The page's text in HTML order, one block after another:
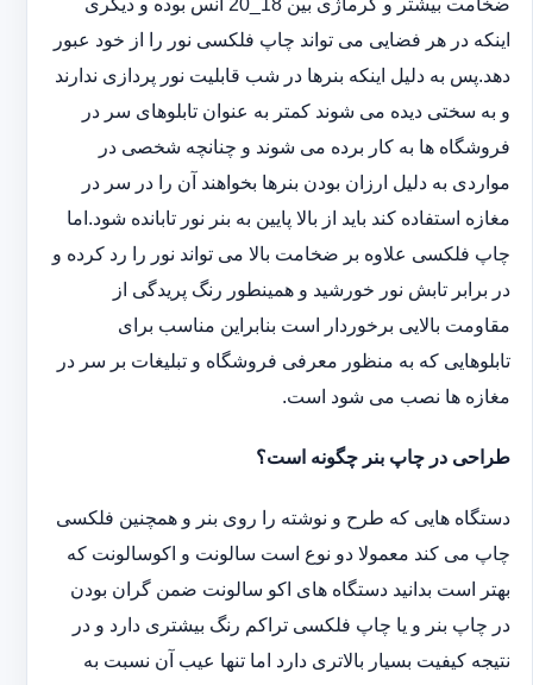
اینکه در هر فضایی می تواند چاپ فلکسی نور را از خود عبور
دهد.پس به دلیل اینکه بنرها در شب قابلیت نور پردازی ندارند
و به سختی دیده می شوند کمتر به عنوان تابلوهای سر در
فروشگاه ها به کار برده می شوند و چنانچه شخصی در
مواردی به دلیل ارزان بودن بنرها بخواهند آن را در سر در
مغازه استفاده کند باید از بالا پایین به بنر نور تابانده شود.اما
چاپ فلکسی علاوه بر ضخامت بالا می تواند نور را رد کرده و
در برابر تابش نور خورشید و همینطور رنگ پریدگی از
مقاومت بالایی برخوردار است بنابراین مناسب برای
تابلوهایی که به منظور معرفی فروشگاه و تبلیغات بر سر در
مغازه ها نصب می شود است.
طراحی در چاپ بنر چگونه است؟
دستگاه هایی که طرح و نوشته را روی بنر و همچنین فلکسی
چاپ می کند معمولا دو نوع است سالونت و اکوسالونت که
بهتر است بدانید دستگاه های اکو سالونت ضمن گران بودن
در چاپ بنر و یا چاپ فلکسی تراکم رنگ بیشتری دارد و در
نتیجه کیفیت بسیار بالاتری دارد اما تنها عیب آن نسبت به